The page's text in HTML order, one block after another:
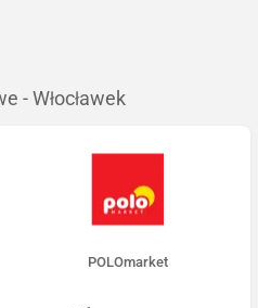
- Włocławek
POLOmarket